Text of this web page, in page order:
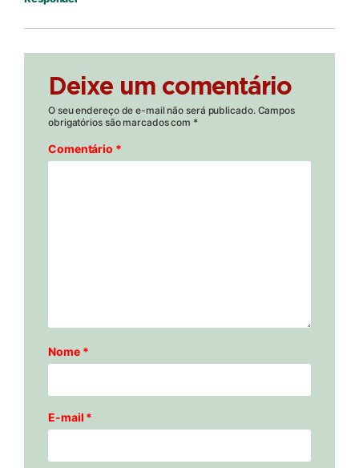
Deixe um comentário
O seu endereço de e-mail não será publicado. Campos
obrigatórios são marcados com *
Comentário *
Nome *
E-mail *